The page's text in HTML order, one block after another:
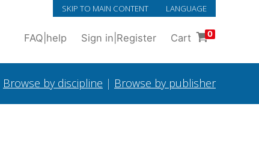
SKIP TO MAIN CONTENT LANGUAGE
FAQ help Sign in Register Cart 0
Browse by discipline | Browse by publisher